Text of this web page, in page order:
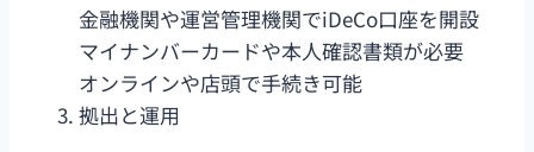
金融機関や運営管理機関でiDeCo口座を開設
マイナンバーカードや本人確認書類が必要
オンラインや店頭で手続き可能
拠出と運用